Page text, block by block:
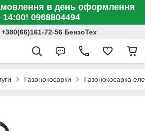
в день оформлення
14:00! 0968804494
72-56 БензоТех
Газонокосарки Газонокосарка